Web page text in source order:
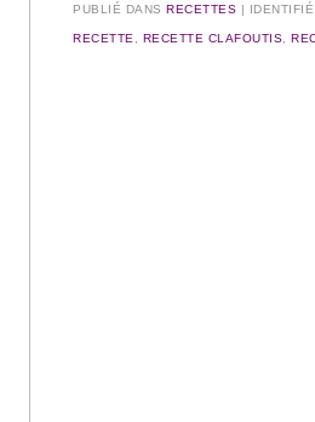
PUBLIÉ DANSRECETTES IDENTIFIÉ
RECETTE RECETTE CLAFOUTIS ,